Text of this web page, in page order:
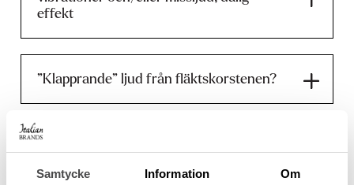
Samtycke Information Om
effekt
”Klapprande” ljud från fläktskorstenen?
Rengöra fläktmotorn